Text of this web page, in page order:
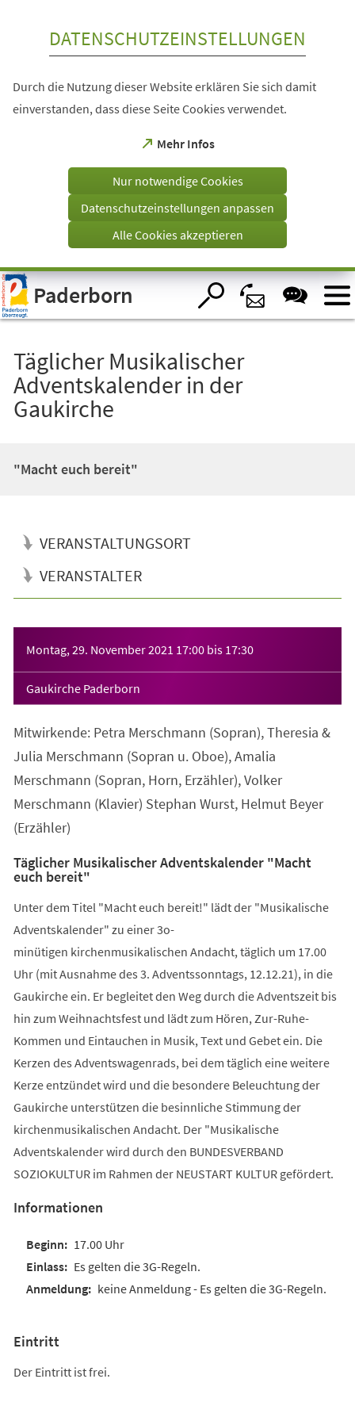
Visuelle
Assistenzsoftware
öffnen.
DATENSCHUTZEINSTELLUNGEN
Durch die Nutzung dieser Website erklären Sie sich damit
einverstanden, dass diese Seite Cookies verwendet.
Mehr Infos
(Öffnet
einem
Tab)
Nur notwendige Cookies
Datenschutzeinstellungen anpassen
Alle Cookies akzeptieren
Paderborn
Täglicher Musikalischer
Adventskalender in der
Gaukirche
"Macht euch bereit"
VERANSTALTUNGSORT
VERANSTALTER
Montag, 29. November 2021 17:00 bis 17:30
Gaukirche Paderborn
Mitwirkende: Petra Merschmann (Sopran), Theresia &
Julia Merschmann (Sopran u. Oboe), Amalia
Merschmann (Sopran, Horn, Erzähler), Volker
Merschmann (Klavier) Stephan Wurst, Helmut Beyer
(Erzähler)
Täglicher Musikalischer Adventskalender "Macht
euch bereit"
Unter dem Titel "Macht euch bereit!" lädt der "Musikalische
Adventskalender" zu einer 3o-
minütigen kirchenmusikalischen Andacht, täglich um 17.00
Uhr (mit Ausnahme des 3. Adventssonntags, 12.12.21), in die
Gaukirche ein. Er begleitet den Weg durch die Adventszeit bis
hin zum Weihnachtsfest und lädt zum Hören, Zur-Ruhe-
Kommen und Eintauchen in Musik, Text und Gebet ein. Die
Kerzen des Adventswagenrads, bei dem täglich eine weitere
Kerze entzündet wird und die besondere Beleuchtung der
Gaukirche unterstützen die besinnliche Stimmung der
kirchenmusikalischen Andacht. Der "Musikalische
Adventskalender wird durch den BUNDESVERBAND
SOZIOKULTUR im Rahmen der NEUSTART KULTUR gefördert.
Informationen
17.00 Uhr
Es gelten die 3G-Regeln.
keine Anmeldung - Es gelten die 3G-Regeln.
Eintritt
Der Eintritt ist frei.